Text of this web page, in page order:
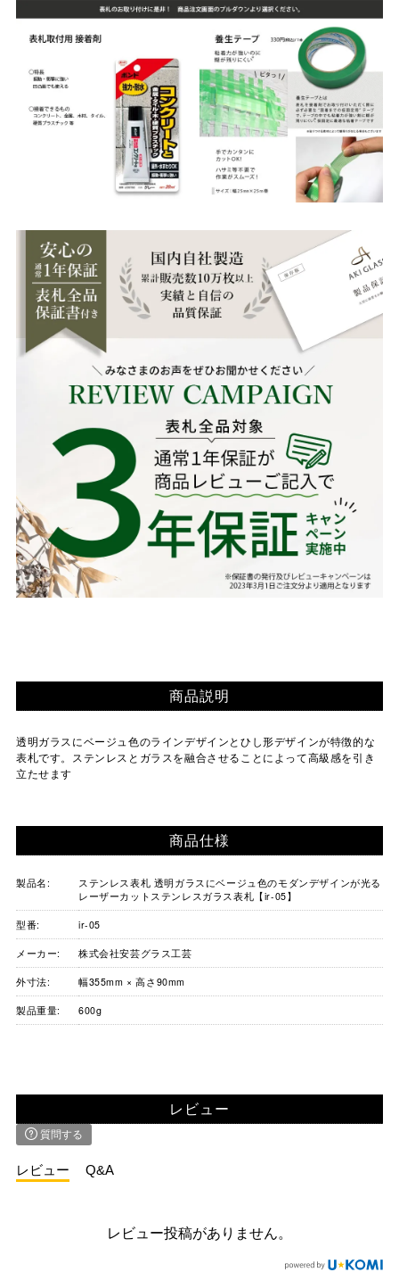
商品説明
透明ガラスにベージュ色のラインデザインとひし形デザインが特徴的な
表札です。ステンレスとガラスを融合させることによって高級感を引き
立たせます
商品仕様
製品名:
ステンレス表札 透明ガラスにベージュ色のモダンデザインが光る
レーザーカットステンレスガラス表札【ir-05】
型番: ir-05
メーカー: 株式会社安芸グラス工芸
外寸法: 幅355mm × 高さ90mm
製品重量: 600g
レビュー
質問する
レビュー Q&A
レビュー投稿がありません。